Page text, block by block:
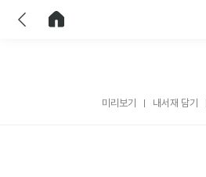
미리보기 내서재 담기